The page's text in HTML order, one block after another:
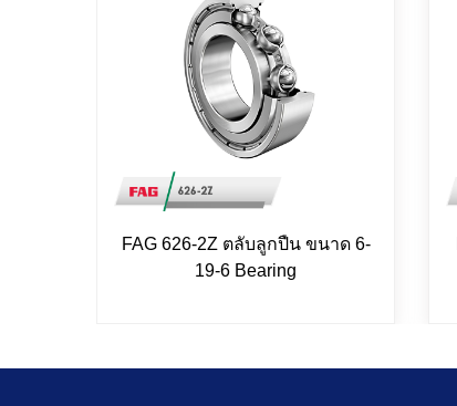
FAG 626-2Z ตลับลูกปืน ขนาด 6-
19-6 Bearing